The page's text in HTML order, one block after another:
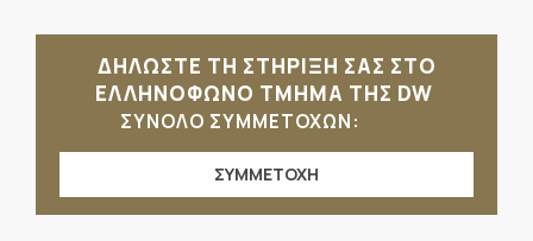
ΔΗΛΩΣΤΕ ΤΗ ΣΤΗΡΙΞΗ ΣΑΣ ΣΤΟ
ΕΛΛΗΝΟΦΩΝΟ ΤΜΗΜΑ ΤΗΣ DW
ΣΥΝΟΛΟ ΣΥΜΜΕΤΟΧΩΝ:
ΣΥΜΜΕΤΟΧΗ